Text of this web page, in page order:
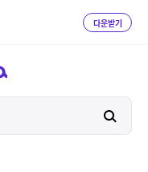
다운받기